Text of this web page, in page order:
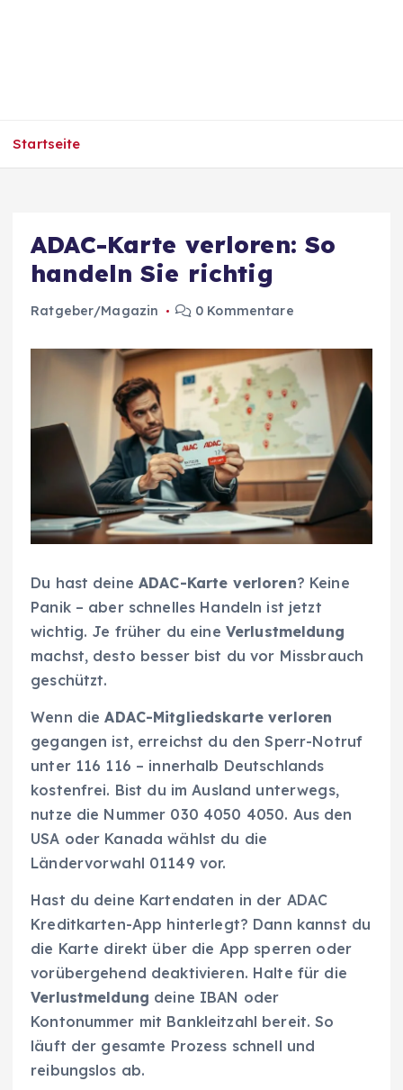
Startseite
ADAC-Karte verloren: So
handeln Sie richtig
Ratgeber/Magazin 0 Kommentare
Du hast deineADAC-Karte verloren? Keine
Panik – aber schnelles Handeln ist jetzt
wichtig. Je früher du eine Verlustmeldung
machst, desto besser bist du vor Missbrauch
geschützt.
Wenn dieADAC-Mitgliedskarte verloren
gegangen ist, erreichst du den Sperr-Notruf
unter 116 116 – innerhalb Deutschlands
kostenfrei. Bist du im Ausland unterwegs,
nutze die Nummer 030 4050 4050. Aus den
USA oder Kanada wählst du die
Ländervorwahl 01149 vor.
Hast du deine Kartendaten in der ADAC
Kreditkarten-App hinterlegt? Dann kannst du
die Karte direkt über die App sperren oder
vorübergehend deaktivieren. Halte für die
Verlustmeldung deine IBAN oder
Kontonummer mit Bankleitzahl bereit. So
läuft der gesamte Prozess schnell und
reibungslos ab.